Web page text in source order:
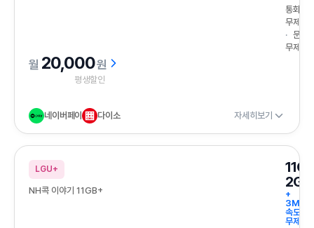
통화
무제한
문자
무제한
20,000원
평생할인
네이버페이 다이소 자세히보기
LGU+
NH콕 이야기 11GB+
2GB
+
속도
무제한